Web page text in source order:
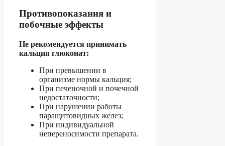
Противопоказания и
побочные эффекты
Не рекомендуется принимать
кальция глюконат:
При превышении в
организме нормы кальция;
При печеночной и почечной
недостаточности;
При нарушении работы
паращитовидных желез;
При индивидуальной
непереносимости препарата.